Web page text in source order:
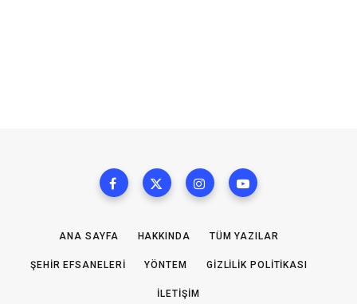
ANA SAYFA HAKKINDA TÜM YAZILAR
ŞEHIR EFSANELERI YÖNTEM GIZLILIK POLITIKASI
İLETIŞIM